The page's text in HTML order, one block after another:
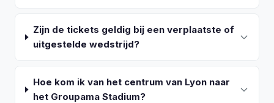
Zijn de tickets geldig bij een verplaatste of
uitgestelde wedstrijd?
Hoe kom ik van het centrum van Lyon naar
het Groupama Stadium?